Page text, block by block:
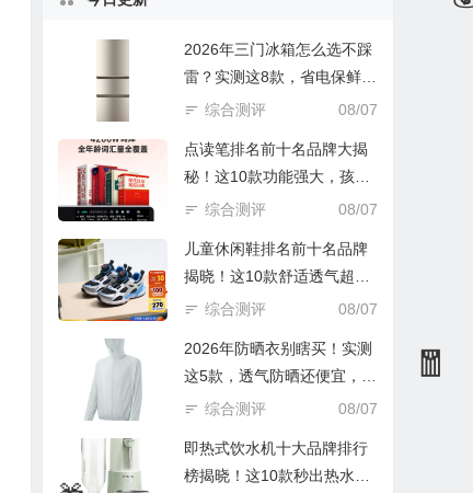
2026年三门冰箱怎么选不踩
雷？实测这8款，省电保鲜还
实惠！
08/07
综合测评
点读笔排名前十名品牌大揭
秘！这10款功能强大，孩子
学习好帮手
08/07
综合测评
儿童休闲鞋排名前十名品牌
揭晓！这10款舒适透气超好
穿
08/07
综合测评
2026年防晒衣别瞎买！实测
这5款，透气防晒还便宜，谁
踩坑谁后悔！
08/07
综合测评
即热式饮水机十大品牌排行
榜揭晓！这10款秒出热水超